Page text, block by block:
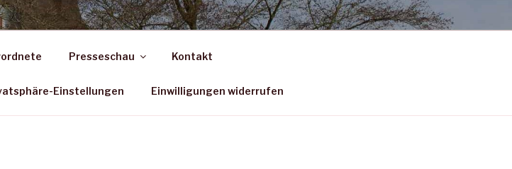
Presseschau Kontakt
Einstellungen Einwilligungen widerrufen